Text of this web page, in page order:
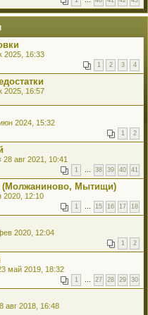
2025, 16:33
1 2 3 4
2025, 16:57
2024, 15:32
1 2
28 авг 2021, 10:41
1 … 38 39 40 41
(Молжаниново, Мытищи)
2020, 12:10
1 … 15 16 17 18
2020, 12:04
1 2
май 2019, 18:32
1 … 27 28 29 30
авг 2018, 16:48